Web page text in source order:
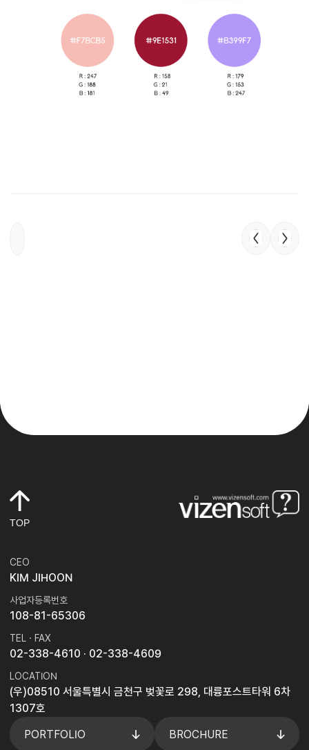
TOP
CEO
KIM JIHOON
사업자등록번호
108-81-65306
TEL · FAX
02-338-4610 · 02-338-4609
LOCATION
(우)08510 서울특별시 금천구 벚꽃로 298, 대륭포스트타워 6차
1307호
PORTFOLIO
BROCHURE